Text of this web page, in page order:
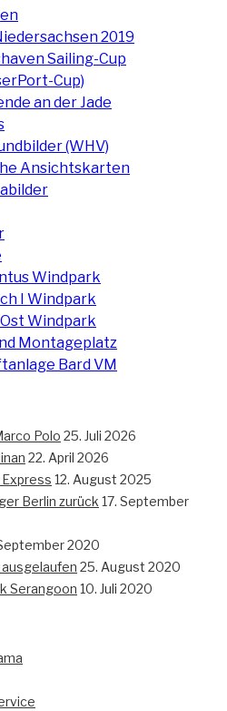
2019
Sailing-Cup
Cup)
an der Jade
(WHV)
Ansichtskarten
Windpark
I Windpark
Windpark
Montageplatz
Bard VM
Polo 25. Juli 2026
22. April 2026
12. August 2025
Berlin zurück 17. September
2020
25. August 2020
Serangoon 10. Juli 2020